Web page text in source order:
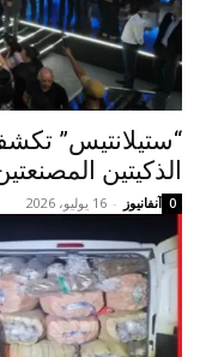
“ستيلانتيس”
الذكيتين
آنفانيوز - 16 يوليو، 2026 0